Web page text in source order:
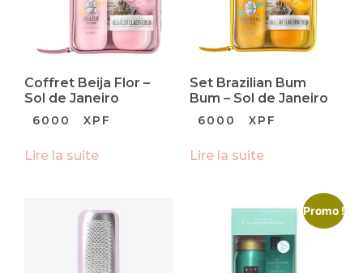
Coffret Beija Flor –
Sol de Janeiro
6000 XPF
Lire la suite
Set Brazilian Bum
Bum – Sol de Janeiro
6000 XPF
Lire la suite
Promo !